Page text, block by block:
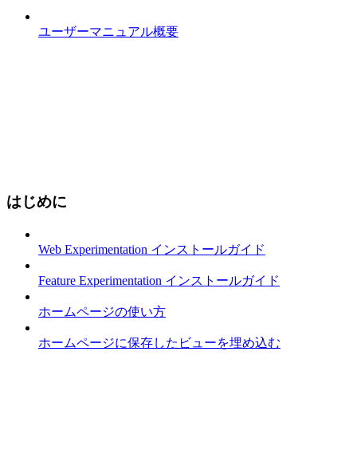
ユーザーマニュアル概要
はじめに
Web Experimentation インストールガイド
Feature Experimentation インストールガイド
ホームページの使い方
ホームページに保存したビューを埋め込む